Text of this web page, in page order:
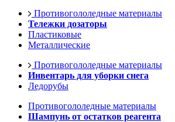
Противогололедные материалы
Тележки дозаторы
Пластиковые
Металлические
Противогололедные материалы
Инвентарь для уборки снега
Ледорубы
Противогололедные материалы
Шампунь от остатков реагента